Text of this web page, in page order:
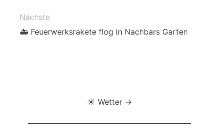
Nächste
🚑 Feuerwerksrakete flog in Nachbars Garten
☀️ Wetter →